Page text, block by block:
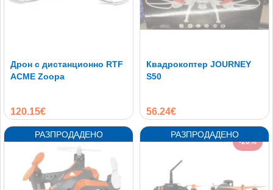
Дрон с дистанционно RTF
ACME Zoopa
120.15€
Квадрокоптер JOURNEY
S50
56.24€
-20%